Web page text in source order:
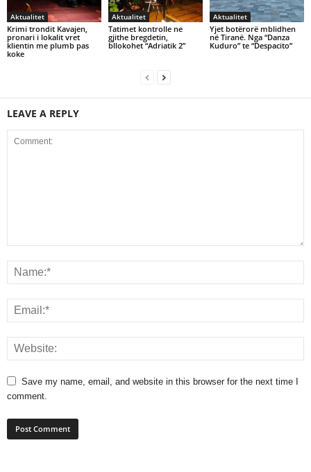
Aktualitet
Krimi trondit Kavajen,
pronari i lokalit vret
klientin me plumb pas
koke
Aktualitet
Tatimet kontrolle ne
gjithe bregdetin,
bllokohet “Adriatik 2”
Aktualitet
Yjet botërorë mblidhen
në Tiranë. Nga “Danza
Kuduro” te “Despacito”
LEAVE A REPLY
Save my name, email, and website in this browser for the next time I
comment.